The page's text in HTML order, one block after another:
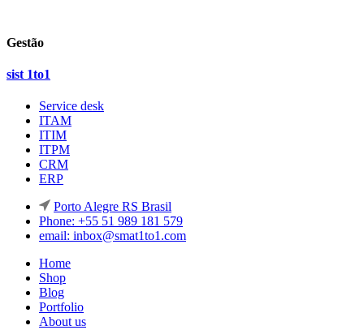
Gestão
sist 1to1
Service desk
ITAM
ITIM
ITPM
CRM
ERP
Porto Alegre RS Brasil
Phone: +55 51 989 181 579
email: inbox@smat1to1.com
Home
Shop
Blog
Portfolio
About us